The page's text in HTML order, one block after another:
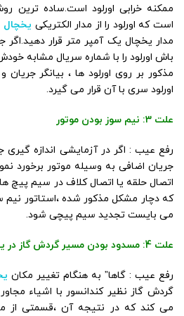
ممکنه خرابی اورلود است.ساده
است که اورلود را از مدار الکتریکی یخچال
مدار یخچال یک آمپر متر قرار
باش اورلود را با شماره سریال مشابه
مذکور بر روی اورلود ها ، بیانگر
اورلود سری با آن قرار می گیرد.
علت 3: نیم سوز بودن موتور
رفع عیب : اگر در آزمایشی اندازه گیری
جریان اضافی به وسیله موتور برخورد
اتصال حلقه یا اتصال کلاف در سیم پیچ
که دچار مشکل مذکور شده ،استاتور نیم
می بایست تجدید سیم پیچی شود.
علت 4: مسدود بودن مسیر گردش گاز در یخچال
رفع عیب : گاها” به هنگام تغییر مکان
گردش گاز نظیر کندانسور با اشیاء
می کند که در نتیجه آن ،قسمتی